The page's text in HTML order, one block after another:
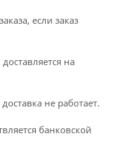
если заказ
на
не работает.
банковской